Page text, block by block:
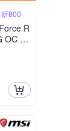
800
R
OC 16
下單